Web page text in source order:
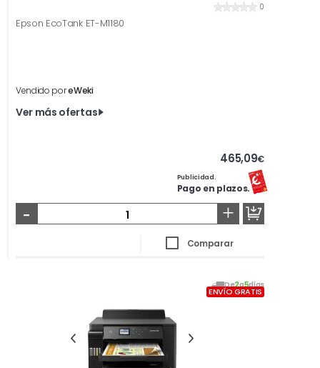
0
Epson EcoTank ET-M1180
Vendido poreWeki
Ver más ofertas
465,09€
Publicidad.
Pago en plazos.
- +
Comparar
De2a5días
ENVÍO GRATIS